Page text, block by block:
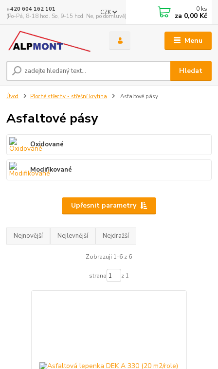
Menu
CZK
Hledat
+420 604 162 101
(Po-Pá, 8-18 hod. So, 9-15 hod. Ne, po domluvě)
0 ks
za 0,00 Kč
Úvod Ploché střechy - střešní krytina Asfaltové pásy
Asfaltové pásy
Oxidované
Modifikované
Upřesnit parametry
Nejnovější Nejlevnější Nejdražší
Zobrazuji 1-6 z 6
strana z 1